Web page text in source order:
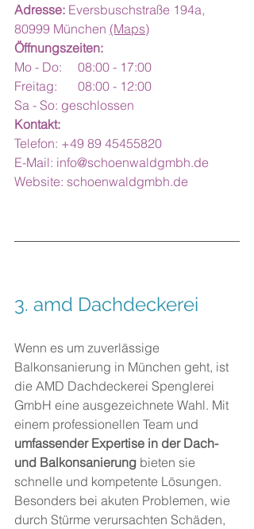
Adresse: Eversbuschstraße 194a,
80999 München (Maps)
Öffnungszeiten:
Mo - Do:	08:00 - 17:00
Freitag:	08:00 - 12:00
Sa - So: geschlossen
Kontakt:
Telefon: +49 89 45455820
E-Mail: info@schoenwaldgmbh.de
Website: schoenwaldgmbh.de
3. amd Dachdeckerei
Wenn es um zuverlässige
Balkonsanierung in München geht, ist
die AMD Dachdeckerei Spenglerei
GmbH eine ausgezeichnete Wahl. Mit
einem professionellen Team und
umfassender Expertise in der Dach-
und Balkonsanierung bieten sie
schnelle und kompetente Lösungen.
Besonders bei akuten Problemen, wie
durch Stürme verursachten Schäden,